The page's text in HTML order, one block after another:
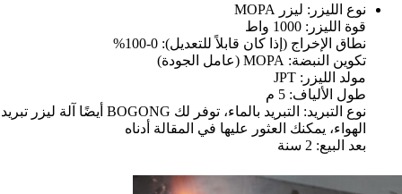
نوع الليزر: ليزر MOPA
قوة الليزر: 1000 واط
نطاق الإخراج (إذا كان قابلاً للتعديل): 0-100%
تكوين النبضة: MOPA (عامل الجودة)
مولد الليزر: JPT
طول الألياف: 5 م
نوع التبريد: التبريد بالماء، توفر لك BOGONG أيضًا آلة ليزر تبريد
الهواء، يمكنك العثور عليها في المقالة أدناه
بعد البيع: 2 سنة